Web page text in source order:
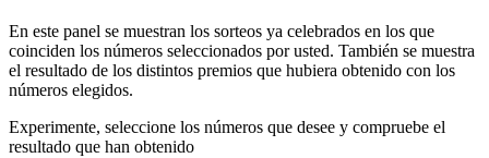
En este panel se muestran los sorteos ya celebrados en los que
coinciden los números seleccionados por usted. También se muestra
el resultado de los distintos premios que hubiera obtenido con los
números elegidos.
Experimente, seleccione los números que desee y compruebe el
resultado que han obtenido